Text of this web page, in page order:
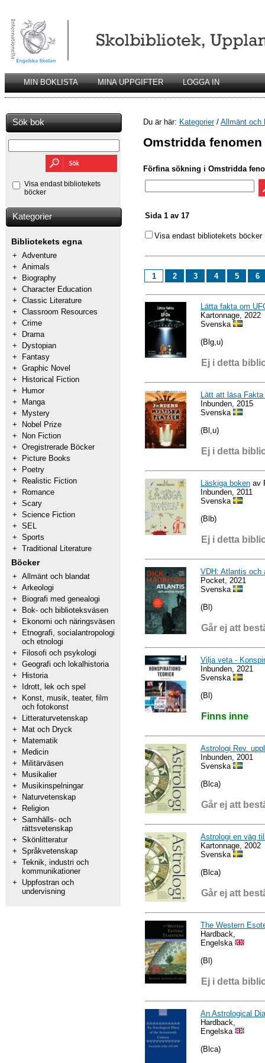
MIN BOKLISTA MINA UPPGIFTER LOGGA IN
Sök bok
Visa endast bibliotekets
böcker
Kategorier
Bibliotekets egna
+ Adventure
+ Animals
+
Biography
+ Character Education
+ Classic Literature
+ Classroom Resources
+ Crime
+
Drama
+
Dystopian
+
Fantasy
+ Graphic Novel
+
Historical Fiction
+
Humor
+
Manga
+
Mystery
+
Nobel Prize
+
Non Fiction
+ Oregistrerade Böcker
+
Picture Books
+
Poetry
+
Realistic Fiction
+
Romance
+ Scary
+ Science Fiction
+ SEL
+ Sports
+ Traditional Literature
Böcker
+ Allmänt och blandat
+ Arkeologi
+
Biografi med genealogi
+
Bok- och biblioteksväsen
+
Ekonomi och näringsväsen
+
Etnografi, socialantropologi
och etnologi
+
Filosofi och psykologi
+ Geografi och lokalhistoria
+
Historia
+
Idrott, lek och spel
+
Konst, musik, teater, film
och fotokonst
+
Litteraturvetenskap
+
Mat och Dryck
+
Matematik
+
Medicin
+
Militärväsen
+
Musikalier
+
Musikinspelningar
+
Naturvetenskap
+
Religion
+ Samhälls- och
rättsvetenskap
+ Skönlitteratur
+ Språkvetenskap
+ Teknik, industri och
kommunikationer
+
Uppfostran och
undervisning
Du är här: Kategorier/ Allmänt och
Omstridda
Förfina sökning i Omstridda
Sida 1 av 17
Visa endast bibliotekets böcker
1 2 3 4 5 6
Lätta fakta om
Kartonnage, 2022
Svenska
(Blg,u)
Ej i detta
Lätt att läsa
Inbunden, 2015
Svenska
(Bl,u)
Ej i detta
Läskiga boken av
Inbunden, 2011
Svenska
(Blb)
Ej i detta
VDH: Atlantis och
Pocket, 2021
Svenska
(Bl)
Går ej att
Vilja veta -
Inbunden, 2021
Svenska
(Bl)
Finns inne
Astrologi Rev.
Inbunden, 2001
Svenska
(Blca)
Går ej att
Astrologi en väg
Kartonnage, 2002
Svenska
(Blca)
Går ej att
The Western
Hardback,
Engelska
(Bl)
Ej i detta
An Astrological
Hardback,
Engelska
(Blca)